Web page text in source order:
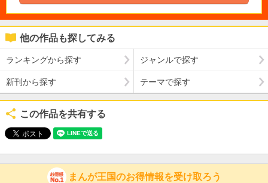
他の作品も探してみる
ランキングから探す ジャンルで探す
新刊から探す テーマで探す
この作品を共有する
まんが王国のお得情報を受け取ろう